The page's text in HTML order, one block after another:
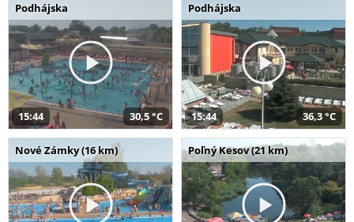
Podhájska
15:44 30,5 °C
Podhájska
15:44 36,3 °C
Nové Zámky (16 km) Poľný Kesov (21 km)